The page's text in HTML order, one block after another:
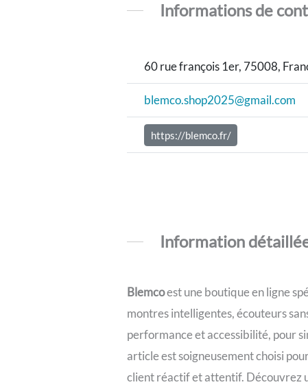
Informations de
60 rue françois 1er, 75008,
blemco.shop2025@gmail.com
https://blemco.fr/
Information
Blemcoest une boutique en ligne
montres intelligentes, écouteurs
performance et accessibilité, pour
article est soigneusement choisi
client réactif et attentif. Découvrez